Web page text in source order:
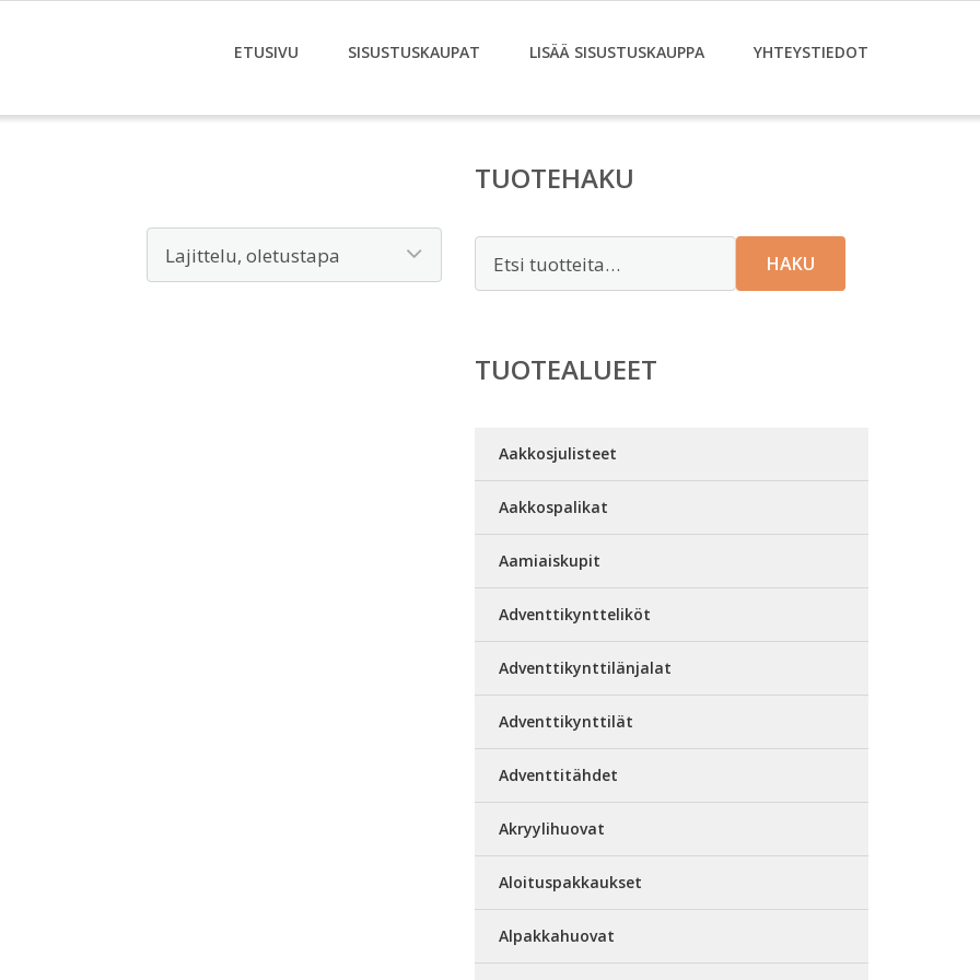
ETUSIVU SISUSTUSKAUPAT LISÄÄ SISUSTUSKAUPPA YHTEYSTIEDOT
TUOTEHAKU
HAKU
TUOTEALUEET
Aakkosjulisteet
Aakkospalikat
Aamiaiskupit
Adventtikyntteliköt
Adventtikynttilänjalat
Adventtikynttilät
Adventtitähdet
Akryylihuovat
Aloituspakkaukset
Alpakkahuovat